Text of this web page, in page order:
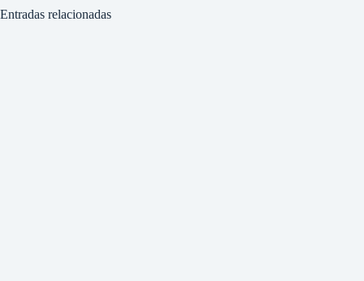
Entradas relacionadas